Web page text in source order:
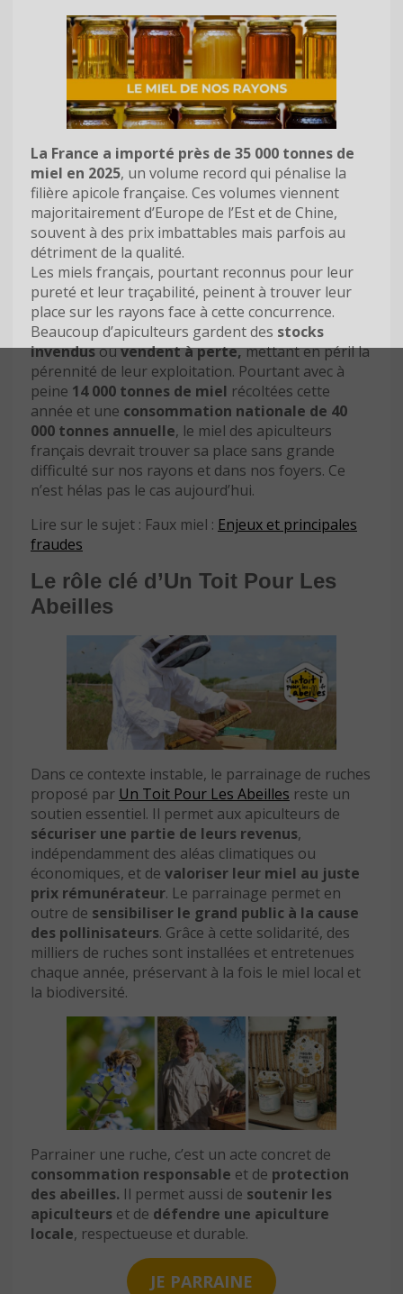
La France a importé près de 35 000 tonnes de
miel en 2025, un volume record qui pénalise la
filière apicole française. Ces volumes viennent
majoritairement d’Europe de l’Est et de Chine,
souvent à des prix imbattables mais parfois au
détriment de la qualité.
Les miels français, pourtant reconnus pour leur
pureté et leur traçabilité, peinent à trouver leur
place sur les rayons face à cette concurrence.
Beaucoup d’apiculteurs gardent des stocks
invendusouvendent à perte,mettant en péril la
pérennité de leur exploitation. Pourtant avec à
peine 14 000 tonnes de miel récoltées cette
année et une consommation nationale de 40
000 tonnes annuelle, le miel des apiculteurs
français devrait trouver sa place sans grande
difficulté sur nos rayons et dans nos foyers. Ce
n’est hélas pas le cas aujourd’hui.
Lire sur le sujet : Faux miel : Enjeux et principales
fraudes
Le rôle clé d’Un Toit Pour Les
Abeilles
Dans ce contexte instable, le parrainage de ruches
proposé par Un Toit Pour Les Abeilles reste un
soutien essentiel. Il permet aux apiculteurs de
sécuriser une partie de leurs revenus,
indépendamment des aléas climatiques ou
économiques, et de valoriser leur miel au juste
prix rémunérateur. Le parrainage permet en
outre de sensibiliser le grand public à la cause
des pollinisateurs. Grâce à cette solidarité, des
milliers de ruches sont installées et entretenues
chaque année, préservant à la fois le miel local et
la biodiversité.
Parrainer une ruche, c’est un acte concret de
consommation responsable et de protection
des abeilles. Il permet aussi de soutenir les
apiculteurs et de défendre une apiculture
locale, respectueuse et durable.
JE PARRAINE